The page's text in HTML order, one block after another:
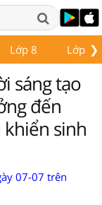
❯
Lớp 8 Lớp 9
sáng tạo
đến
khiển sinh
07-07 trên